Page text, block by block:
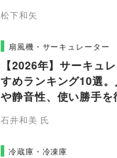
松下和矢
扇風機・サーキュレーター
【2026年】サーキュ
すめランキング10選
や静音性、使い勝手を
石井和美 氏
冷蔵庫・冷凍庫